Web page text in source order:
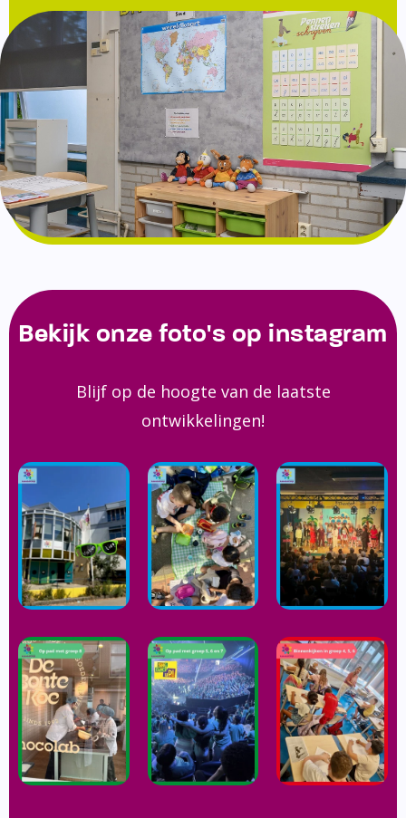
Bekijk onze foto's op instagram
Blijf op de hoogte van de laatste
ontwikkelingen!